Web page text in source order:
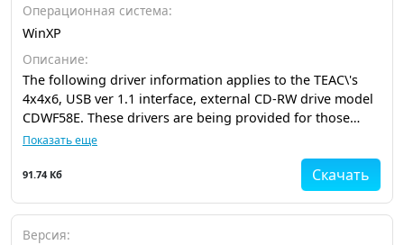
Операционная система:
WinXP
Описание:
The following driver information applies to the TEAC\'s
4x4x6, USB ver 1.1 interface, external CD-RW drive model
CDWF58E. These drivers are being provided for those
users that do not have access to a floppy disk drive, thus
Показать еще
Скачать
91.74 Кб
Версия: